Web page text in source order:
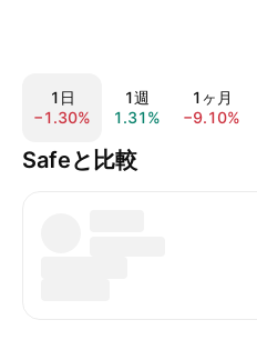
1日
−1.30%
1週
1.31%
1ヶ月
−9.10%
Safeと比較